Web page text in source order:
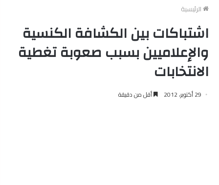
الرئيسية
اشتباكات بين الكشافة الكنسية
والإعلاميين بسبب صعوبة تغطية
الانتخابات
29 أكتوبر، 2012 أقل من دقيقة